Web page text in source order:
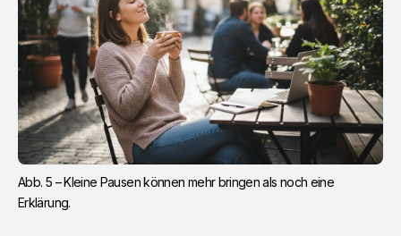
Abb. 5 – Kleine Pausen können mehr bringen als noch eine
Erklärung.